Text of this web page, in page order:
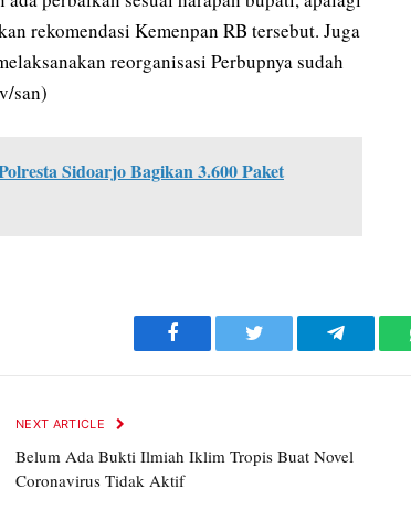
rekomendasi Kemenpan RB tersebut. Juga
reorganisasi Perbupnya sudah
san)
Sidoarjo Bagikan 3.600 Paket
Facebook Twitter Telegram
NEXT ARTICLE
Belum Ada Bukti Ilmiah Iklim Tropis Buat Novel
Coronavirus Tidak Aktif